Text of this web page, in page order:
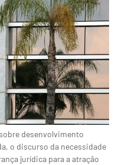
desenvolvimento
o discurso da necessidade
jurídica para a atração